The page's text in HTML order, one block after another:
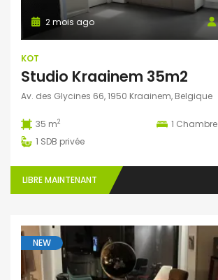
2 mois ago
KOT
Studio Kraainem 35m2
Av. des Glycines 66, 1950 Kraainem, Belgique
35 m2 1 Chambre
1 SDB privée
LIBRE MAINTENANT
NEW